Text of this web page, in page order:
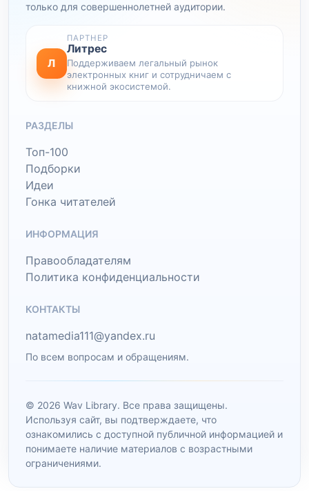
только для совершеннолетней аудитории.
Л
ПАРТНЕР
Литрес
Поддерживаем легальный рынок
электронных книг и сотрудничаем с
книжной экосистемой.
РАЗДЕЛЫ
Топ-100
Подборки
Идеи
Гонка читателей
ИНФОРМАЦИЯ
Правообладателям
Политика конфиденциальности
КОНТАКТЫ
natamedia111@yandex.ru
По всем вопросам и обращениям.
© 2026 Wav Library. Все права защищены.
Используя сайт, вы подтверждаете, что
ознакомились с доступной публичной информацией и
понимаете наличие материалов с возрастными
ограничениями.